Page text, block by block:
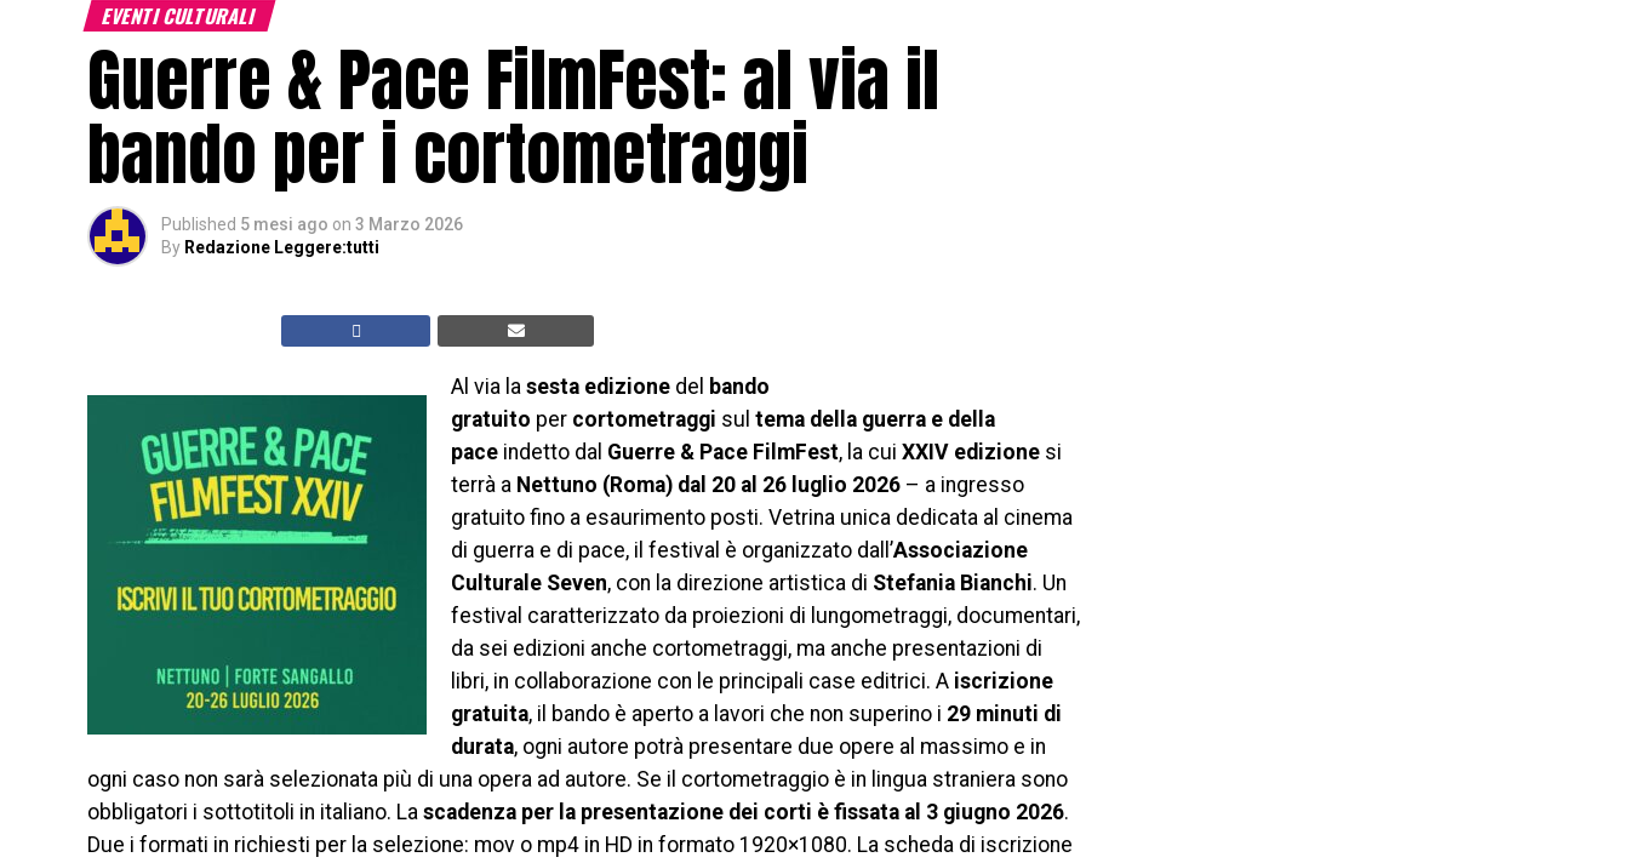
EVENTI CULTURALI
Guerre & Pace FilmFest: al via il
bando per i cortometraggi
Published 5 mesi ago on 3 Marzo 2026
By Redazione Leggere:tutti
Al via la sesta edizione del bando
gratuito per cortometraggi sul tema della guerra e della
pace indetto dal Guerre & Pace FilmFest, la cui XXIV edizione si
terrà a Nettuno (Roma) dal 20 al 26 luglio 2026 – a ingresso
gratuito fino a esaurimento posti. Vetrina unica dedicata al cinema
di guerra e di pace, il festival è organizzato dall’Associazione
Culturale Seven, con la direzione artistica di Stefania Bianchi. Un
festival caratterizzato da proiezioni di lungometraggi, documentari,
da sei edizioni anche cortometraggi, ma anche presentazioni di
libri, in collaborazione con le principali case editrici. A iscrizione
gratuita, il bando è aperto a lavori che non superino i 29 minuti di
durata, ogni autore potrà presentare due opere al massimo e in
ogni caso non sarà selezionata più di una opera ad autore. Se il cortometraggio è in lingua straniera sono
obbligatori i sottotitoli in italiano. La scadenza per la presentazione dei corti è fissata al 3 giugno 2026.
Due i formati in richiesti per la selezione: mov o mp4 in HD in formato 1920×1080. La scheda di iscrizione